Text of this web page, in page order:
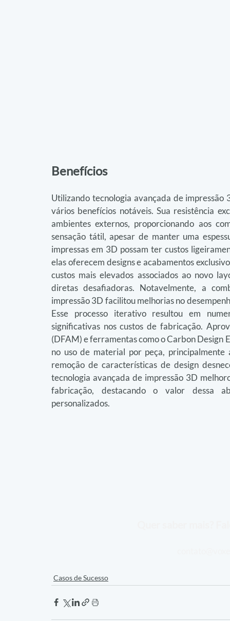
Benefícios
Utilizando tecnologia avançada de
vários benefícios notáveis. Sua resistência
ambientes externos, proporcionando aos
sensação tátil, apesar de manter uma
impressas em 3D possam ter custos
elas oferecem designs e acabamentos
custos mais elevados associados ao novo
diretas desafiadoras. Notavelmente, a
impressão 3D facilitou melhorias no
Esse processo iterativo resultou em
significativas nos custos de fabricação.
(DFAM) e ferramentas como o Carbon Design
no uso de material por peça,
remoção de características de design
tecnologia avançada de impressão 3D
fabricação, destacando o valor dessa
personalizados.
Casos de Sucesso